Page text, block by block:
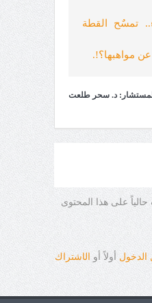
تمسٌح القطة
مواهبها؟!.
د. سحر طلعت
حالياً على هذا المحتوى
الدخول أولاً أو الاشتراك